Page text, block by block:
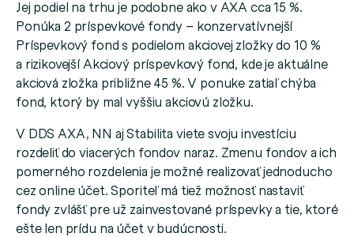
Jej podiel na trhu je podobne ako v AXA cca 15 %.
Ponúka 2 príspevkové fondy – konzervatívnejší
Príspevkový fond s podielom akciovej zložky do 10 %
a rizikovejší Akciový príspevkový fond, kde je aktuálne
akciová zložka približne 45 %. V ponuke zatiaľ chýba
fond, ktorý by mal vyššiu akciovú zložku.
V DDS AXA, NN aj Stabilita viete svoju investíciu
rozdeliť do viacerých fondov naraz. Zmenu fondov a ich
pomerného rozdelenia je možné realizovať jednoducho
cez online účet. Sporiteľ má tiež možnosť nastaviť
fondy zvlášť pre už zainvestované príspevky a tie, ktoré
ešte len prídu na účet v budúcnosti.